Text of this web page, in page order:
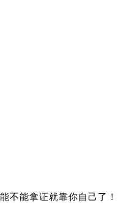
不能拿证就靠你自己了！